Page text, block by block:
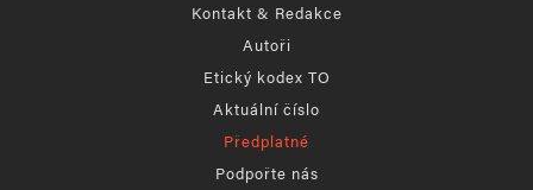
Kontakt & Redakce
Autoři
Etický kodex TO
Aktuální číslo
Předplatné
Podpořte nás